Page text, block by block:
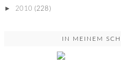
► 2010 (228)
IN MEINEM